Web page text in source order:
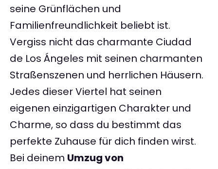
seine Grünflächen und
Familienfreundlichkeit beliebt ist.
Vergiss nicht das charmante Ciudad
de Los Ángeles mit seinen charmanten
Straßenszenen und herrlichen Häusern.
Jedes dieser Viertel hat seinen
eigenen einzigartigen Charakter und
Charme, so dass du bestimmt das
perfekte Zuhause für dich finden wirst.
Bei deinem Umzug von